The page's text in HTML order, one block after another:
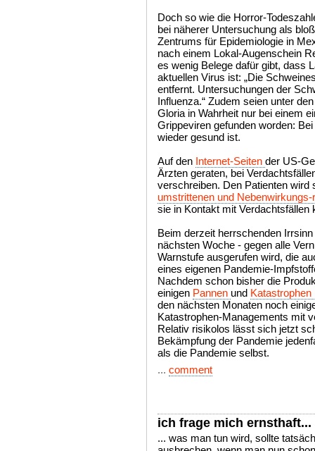
Doch so wie die Horror-
bei näherer Untersuchung als
Zentrums für Epidemiologie in
nach einem Lokal-Augenschein
es wenig Belege dafür gibt, dass
aktuellen Virus ist: „Die
entfernt. Untersuchungen der
Influenza.“ Zudem seien unter
Gloria in Wahrheit nur bei einem
Grippeviren gefunden worden:
wieder gesund ist.
Auf den Internet-Seiten der US-
Ärzten geraten, bei
verschreiben. Den Patienten wird
umstrittenen und
sie in Kontakt mit Verdachtsfällen
Beim derzeit herrschenden
nächsten Woche - gegen alle
Warnstufe ausgerufen wird, die
eines eigenen Pandemie-
Nachdem schon bisher die
einigen Pannen und Katastrophen
den nächsten Monaten noch
Katastrophen-Managements mit
Relativ risikolos lässt sich jetzt
Bekämpfung der Pandemie
als die Pandemie selbst.
... comment
ich frage mich ernsthaft...
... was man tun wird, sollte